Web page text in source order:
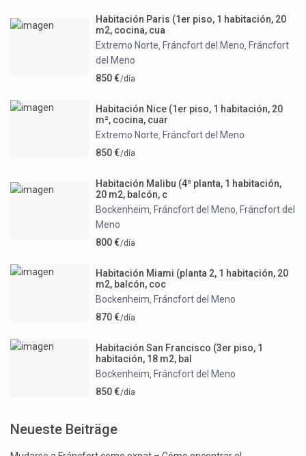
Habitación Paris (1er piso, 1 habitación, 20
m2, cocina, cua
Extremo Norte, Fráncfort del Meno, Fráncfort
del Meno
850 €/día
Habitación Nice (1er piso, 1 habitación, 20
m², cocina, cuar
Extremo Norte, Fráncfort del Meno
850 €/día
Habitación Malibu (4ª planta, 1 habitación,
20 m2, balcón, c
Bockenheim, Fráncfort del Meno, Fráncfort del
Meno
800 €/día
Habitación Miami (planta 2, 1 habitación, 20
m2, balcón, coc
Bockenheim, Fráncfort del Meno
870 €/día
Habitación San Francisco (3er piso, 1
habitación, 18 m2, bal
Bockenheim, Fráncfort del Meno
850 €/día
Neueste Beiträge